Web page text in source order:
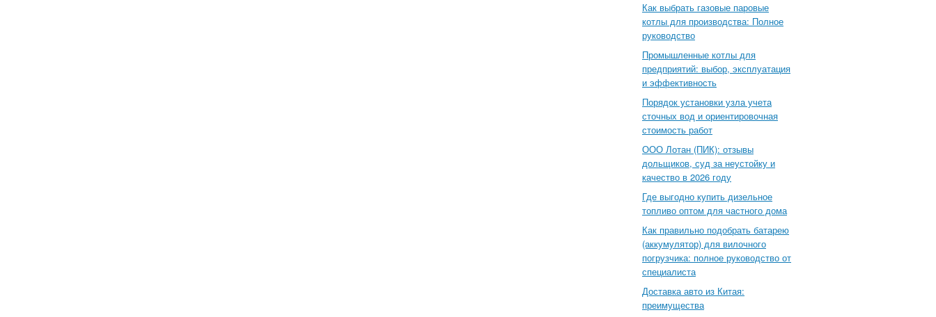
Как выбрать газовые паровые
котлы для производства: Полное
руководство
Промышленные котлы для
предприятий: выбор, эксплуатация
и эффективность
Порядок установки узла учета
сточных вод и ориентировочная
стоимость работ
ООО Лотан (ПИК): отзывы
дольщиков, суд за неустойку и
качество в 2026 году
Где выгодно купить дизельное
топливо оптом для частного дома
Как правильно подобрать батарею
(аккумулятор) для вилочного
погрузчика: полное руководство от
специалиста
Доставка авто из Китая:
преимущества